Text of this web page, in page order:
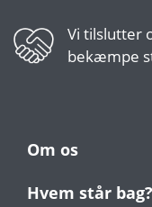
Vi tilslutter
bekæmpe
Om os
Hvem står bag?